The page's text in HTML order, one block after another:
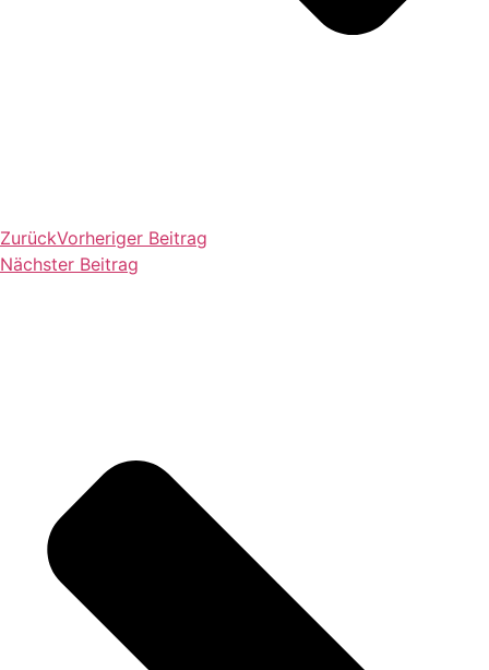
ZurückVorheriger Beitrag
Nächster Beitrag